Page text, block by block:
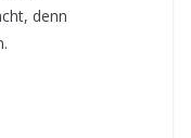
denn